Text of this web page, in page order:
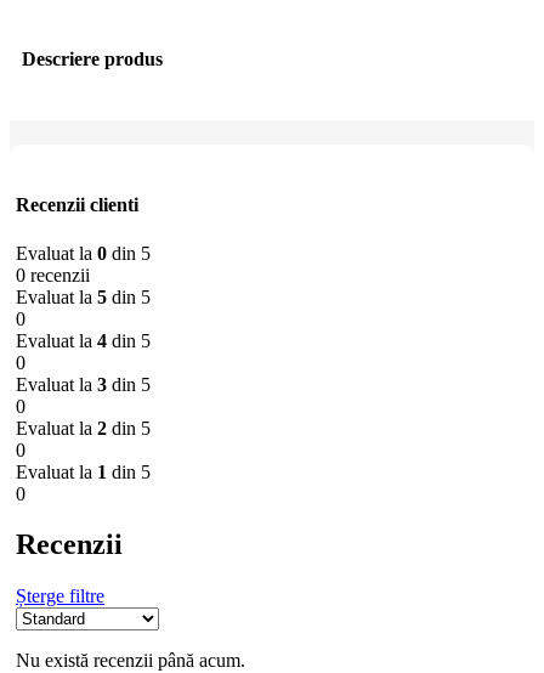
Descriere produs
Recenzii clienti
Evaluat la 0 din 5
0 recenzii
Evaluat la 5 din 5
0
Evaluat la 4 din 5
0
Evaluat la 3 din 5
0
Evaluat la 2 din 5
0
Evaluat la 1 din 5
0
Recenzii
Șterge filtre
Nu există recenzii până acum.